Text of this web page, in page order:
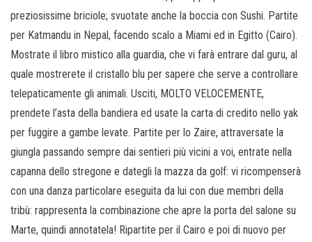
preziosissime briciole; svuotate anche la boccia con Sushi. Partite
per Katmandu in Nepal, facendo scalo a Miami ed in Egitto (Cairo).
Mostrate il libro mistico alla guardia, che vi farà entrare dal guru, al
quale mostrerete il cristallo blu per sapere che serve a controllare
telepaticamente gli animali. Usciti, MOLTO VELOCEMENTE,
prendete l’asta della bandiera ed usate la carta di credito nello yak
per fuggire a gambe levate. Partite per lo Zaire, attraversate la
giungla passando sempre dai sentieri più vicini a voi, entrate nella
capanna dello stregone e dategli la mazza da golf: vi ricompenserà
con una danza particolare eseguita da lui con due membri della
tribù: rappresenta la combinazione che apre la porta del salone su
Marte, quindi annotatela! Ripartite per il Cairo e poi di nuovo per